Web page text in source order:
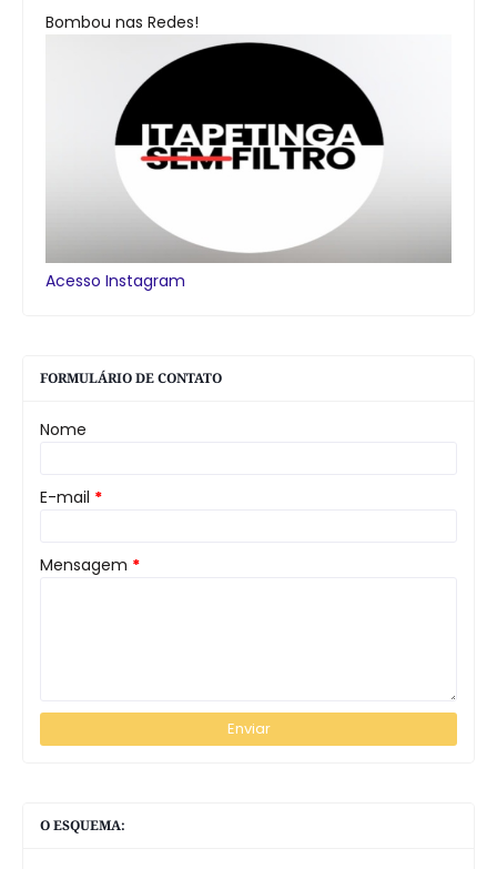
Bombou nas Redes!
Acesso Instagram
FORMULÁRIO DE CONTATO
Nome
E-mail *
Mensagem *
O ESQUEMA: